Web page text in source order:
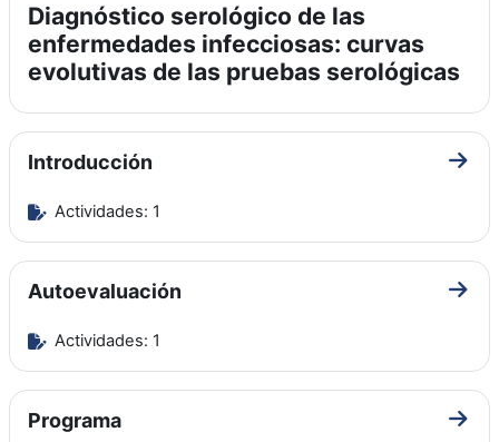
Diagnóstico serológico de las
enfermedades infecciosas: curvas
evolutivas de las pruebas serológicas
Introducción
Ir a
Actividades: 1
Autoevaluación
Ir a
Actividades: 1
Programa
Ir a